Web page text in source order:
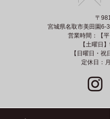
〒
宮城県名取市美田園6-
営業時間：【
【土曜日
【日曜日・
定休日：